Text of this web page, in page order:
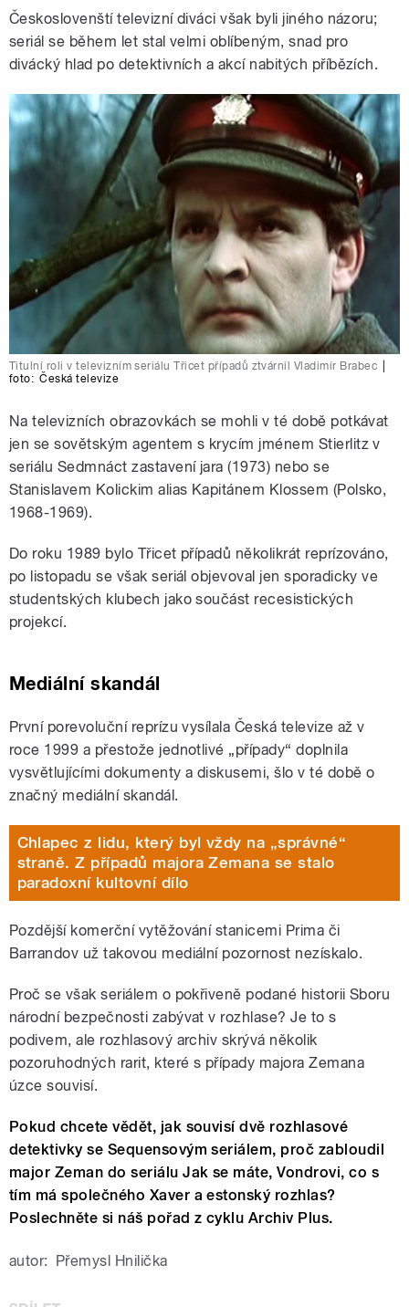
Českoslovenští televizní diváci však byli jiného názoru;
seriál se během let stal velmi oblíbeným, snad pro
divácký hlad po detektivních a akcí nabitých příbězích.
Titulní roli v televizním seriálu Třicet případů ztvárnil Vladimír Brabec
foto: Česká televize
Na televizních obrazovkách se mohli v té době potkávat
jen se sovětským agentem s krycím jménem Stierlitz v
seriálu Sedmnáct zastavení jara (1973) nebo se
Stanislavem Kolickim alias Kapitánem Klossem (Polsko,
1968-1969).
Do roku 1989 bylo Třicet případů několikrát reprízováno,
po listopadu se však seriál objevoval jen sporadicky ve
studentských klubech jako součást recesistických
projekcí.
Mediální skandál
První porevoluční reprízu vysílala Česká televize až v
roce 1999 a přestože jednotlivé „případy“ doplnila
vysvětlujícími dokumenty a diskusemi, šlo v té době o
značný mediální skandál.
Chlapec z lidu, který byl vždy na „správné“
straně. Z případů majora Zemana se stalo
paradoxní kultovní dílo
Pozdější komerční vytěžování stanicemi Prima či
Barrandov už takovou mediální pozornost nezískalo.
Proč se však seriálem o pokřiveně podané historii Sboru
národní bezpečnosti zabývat v rozhlase? Je to s
podivem, ale rozhlasový archiv skrývá několik
pozoruhodných rarit, které s případy majora Zemana
úzce souvisí.
Pokud chcete vědět, jak souvisí dvě rozhlasové
detektivky se Sequensovým seriálem, proč zabloudil
major Zeman do seriálu Jak se máte, Vondrovi, co s
tím má společného Xaver a estonský rozhlas?
Poslechněte si náš pořad z cyklu Archiv Plus.
autor: Přemysl Hnilička